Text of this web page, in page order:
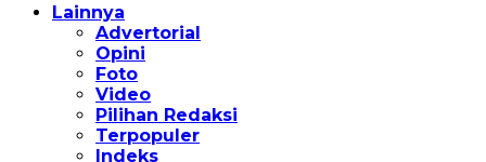
Lainnya
Advertorial
Opini
Foto
Video
Pilihan Redaksi
Terpopuler
Indeks